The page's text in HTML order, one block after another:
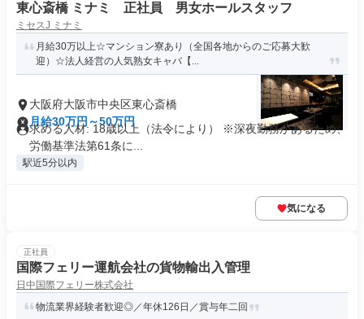
東心斎橋 ミナミ 正社員 男女ホールスタッフ
ミセスJ ミナミ
月給30万以上☆マンション寮あり（全国各地からのご応募大歓
迎）☆法人経営の人気熟女キャバ【...
大阪府大阪市中央区東心斎橋
月給30万円～50万円
求める人材: 18歳以上（法令により） ※深夜勤務があるため、
労働基準法第61条に...
駅近5分以内
気になる
正社員
国際フェリー運航会社の貨物輸出入管理
日中国際フェリー株式会社
物流業界経験者歓迎◎／年休126日／賞与年二回